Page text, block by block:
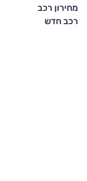
מחירון רכב
רכב חדש